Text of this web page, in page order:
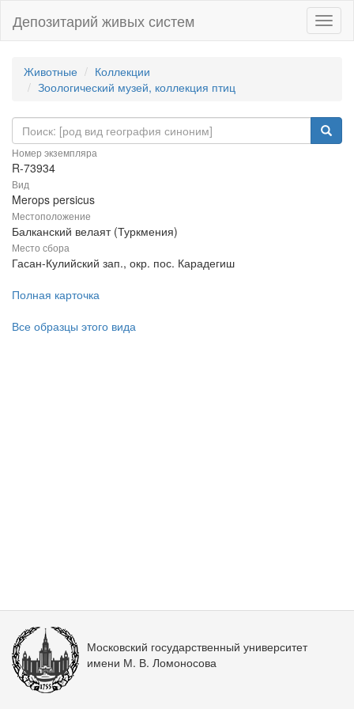
Депозитарий живых систем
Животные
Коллекции
Зоологический музей, коллекция птиц
Номер экземпляра
R-73934
Вид
Merops persicus
Местоположение
Балканский велаят (Туркмения)
Место сбора
Гасан-Кулийский зап., окр. пос. Карадегиш
Полная карточка
Все образцы этого вида
Московский государственный университет
имени М. В. Ломоносова